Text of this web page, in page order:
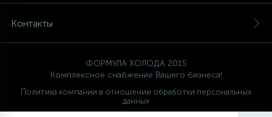
Контакты
ФОРМУЛА ХОЛОДА 2015
Комплексное снабжение Вашего бизнеса!
Политика компании в отношении обработки персональных
данных